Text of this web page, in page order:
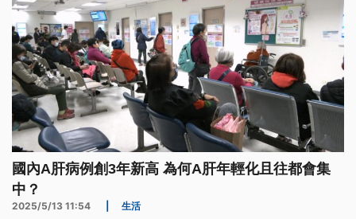
國內A肝病例創3年新高 為何A肝年輕化且往都會集
中？
2025/5/13 11:54 生活